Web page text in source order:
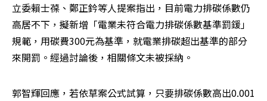
立委賴士葆、鄭正鈐等人提案指出，目前電力排碳係數仍
高居不下，擬新增「電業未符合電力排碳係數基準罰鍰」
規範，用碳費300元為基準，就電業排碳超出基準的部分
來開罰。經過討論後，相關條文未被採納。
郭智輝回應，若依草案公式試算，只要排碳係數高出0.001